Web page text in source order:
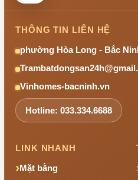
THÔNG TIN LIÊN HỆ
phường Hòa Long - Bắc
Vinhomes-bacninh.vn
Hotline: 033.334.6688
LINK NHANH
Mặt bằng